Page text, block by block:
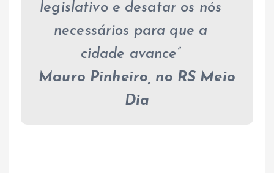
legislativo e desatar os nós
necessários para que a
cidade avance”
Mauro Pinheiro, no RS Meio
Dia